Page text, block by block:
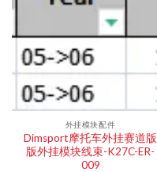
外挂模块配件
Dimsport摩托车外挂赛道版
版外挂模块线束-K27C-ER-
009